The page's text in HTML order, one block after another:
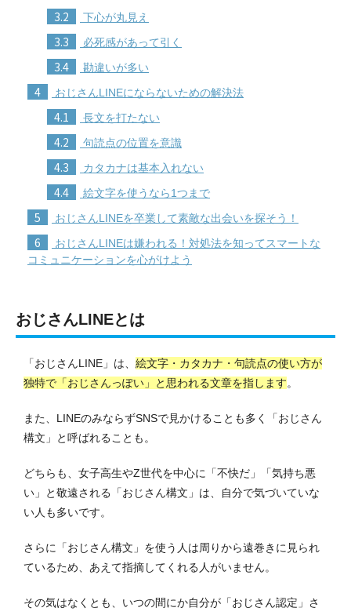
3.2 下心が丸見え
3.3 必死感があって引く
3.4 勘違いが多い
4 おじさんLINEにならないための解決法
4.1 長文を打たない
4.2 句読点の位置を意識
4.3 カタカナは基本入れない
4.4 絵文字を使うなら1つまで
5 おじさんLINEを卒業して素敵な出会いを探そう！
6
おじさんLINEは嫌われる！対処法を知ってスマートな
コミュニケーションを心がけよう
おじさんLINEとは
「おじさんLINE」は、 絵文字・カタカナ・句読点の使い方が
独特で「おじさんっぽい」と思われる文章を指します。
また、LINEのみならずSNSで見かけることも多く「おじさん
構文」と呼ばれることも。
どちらも、女子高生やZ世代を中心に「不快だ」「気持ち悪
い」と敬遠される「おじさん構文」は、自分で気づいていな
い人も多いです。
さらに「おじさん構文」を使う人は周りから遠巻きに見られ
ているため、あえて指摘してくれる人がいません。
その気はなくとも、いつの間にか自分が「おじさん認定」さ